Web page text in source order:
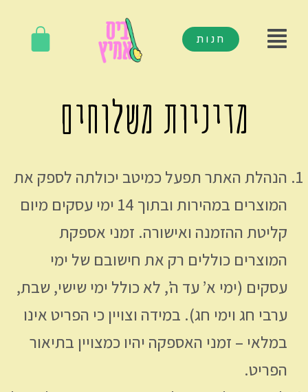
חנות
מדיניות משלוחים
הנהלת האתר תפעל כמיטב יכולתה לספק את
המוצרים במהירות ובתוך 14 ימי עסקים מיום
קליטת ההזמנה ואישורה. זמני אספקת
המוצרים כוללים רק את חישובם של ימי
עסקים (ימי א’ עד ה’, לא כולל ימי שישי, שבת,
ערבי חג וימי חג). במידה וצויין כי הפריט אינו
במלאי – זמני האספקה יהיו כמצויין בתיאור
הפריט.